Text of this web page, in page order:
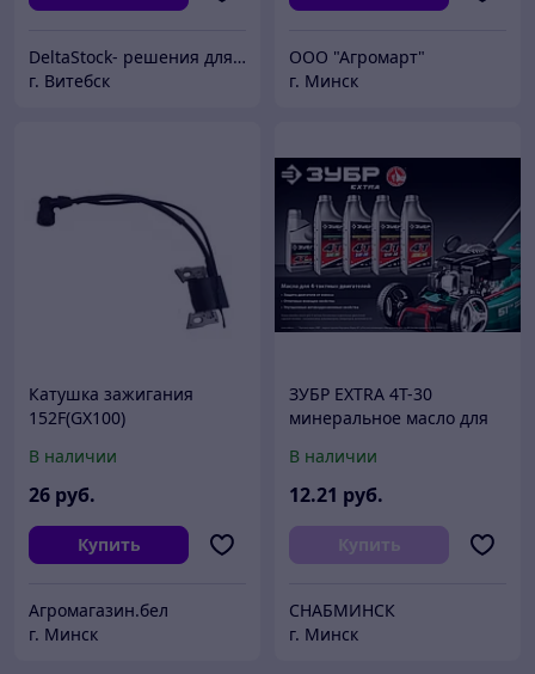
DeltaStock- решения для складской техники.
г. Витебск
ООО "Агромарт"
г. Минск
Катушка зажигания
152F(GX100)
В наличии
26 руб.
Купить
Агромагазин.бел
г. Минск
ЗУБР EXTRA 4Т-30
минеральное масло для
В наличии
12.21 руб.
Купить
СНАБМИНСК
г. Минск